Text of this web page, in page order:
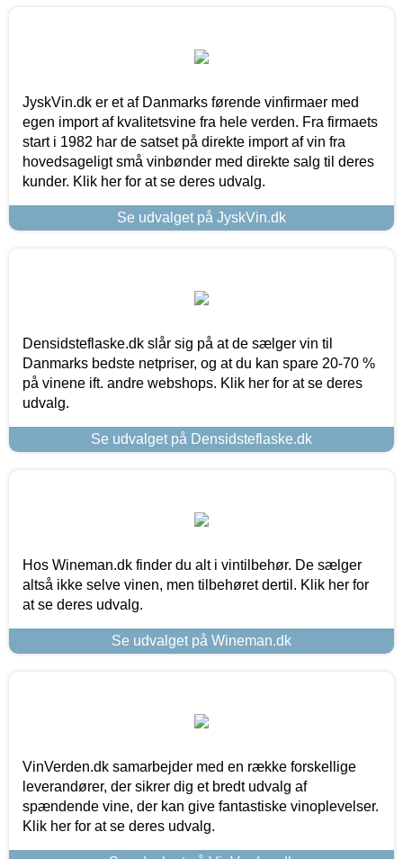
JyskVin.dk er et af Danmarks førende vinfirmaer med
egen import af kvalitetsvine fra hele verden. Fra firmaets
start i 1982 har de satset på direkte import af vin fra
hovedsageligt små vinbønder med direkte salg til deres
kunder. Klik her for at se deres udvalg.
Se udvalget på JyskVin.dk
Densidsteflaske.dk slår sig på at de sælger vin til
Danmarks bedste netpriser, og at du kan spare 20-70 %
på vinene ift. andre webshops. Klik her for at se deres
udvalg.
Se udvalget på Densidsteflaske.dk
Hos Wineman.dk finder du alt i vintilbehør. De sælger
altså ikke selve vinen, men tilbehøret dertil. Klik her for
at se deres udvalg.
Se udvalget på Wineman.dk
VinVerden.dk samarbejder med en række forskellige
leverandører, der sikrer dig et bredt udvalg af
spændende vine, der kan give fantastiske vinoplevelser.
Klik her for at se deres udvalg.